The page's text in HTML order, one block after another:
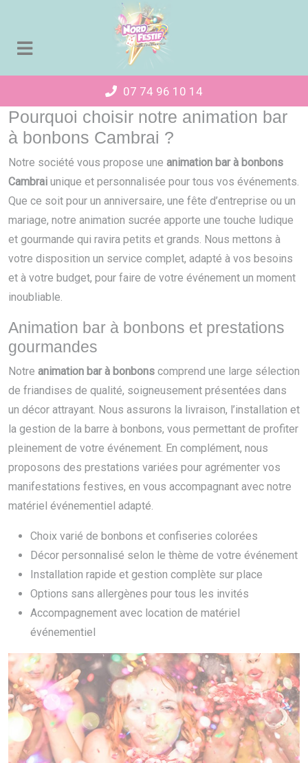
07 74 96 10 14
Pourquoi choisir notre animation bar
à bonbons Cambrai ?
Notre société vous propose une animation bar à bonbons
Cambrai unique et personnalisée pour tous vos événements.
Que ce soit pour un anniversaire, une fête d’entreprise ou un
mariage, notre animation sucrée apporte une touche ludique
et gourmande qui ravira petits et grands. Nous mettons à
votre disposition un service complet, adapté à vos besoins
et à votre budget, pour faire de votre événement un moment
inoubliable.
Animation bar à bonbons et prestations
gourmandes
Notre animation bar à bonbons comprend une large sélection
de friandises de qualité, soigneusement présentées dans
un décor attrayant. Nous assurons la livraison, l’installation et
la gestion de la barre à bonbons, vous permettant de profiter
pleinement de votre événement. En complément, nous
proposons des prestations variées pour agrémenter vos
manifestations festives, en vous accompagnant avec notre
matériel événementiel adapté.
Choix varié de bonbons et confiseries colorées
Décor personnalisé selon le thème de votre événement
Installation rapide et gestion complète sur place
Options sans allergènes pour tous les invités
Accompagnement avec location de matériel
événementiel
Panneau de gestion des cookies